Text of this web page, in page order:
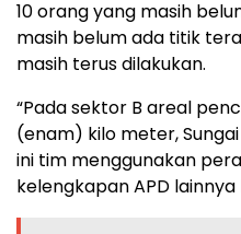
10 orang yang masih
masih belum ada titik
masih terus dilakukan.
“Pada sektor B areal
(enam) kilo meter,
ini tim menggunakan
kelengkapan APD lainnya